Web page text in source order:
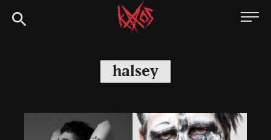
Siirry
suoraan
Kaaoszine
halsey